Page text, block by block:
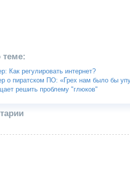
Как регулировать интернет?
о пиратском ПО: «Грех нам было бы
решить проблему "глюков"